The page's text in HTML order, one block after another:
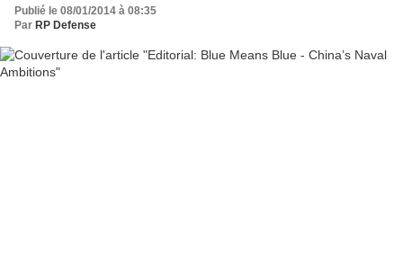
Publié le 08/01/2014 à 08:35
Par RP Defense